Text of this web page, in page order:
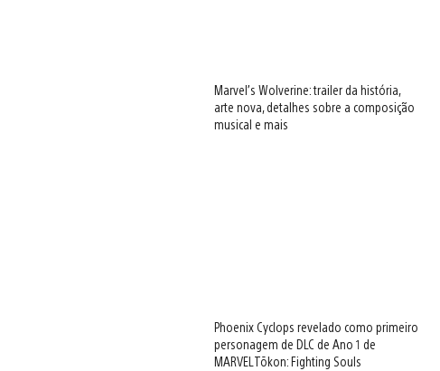
Marvel’s Wolverine: trailer da história,
arte nova, detalhes sobre a composição
musical e mais
Phoenix Cyclops revelado como primeiro
personagem de DLC de Ano 1 de
MARVEL Tōkon: Fighting Souls